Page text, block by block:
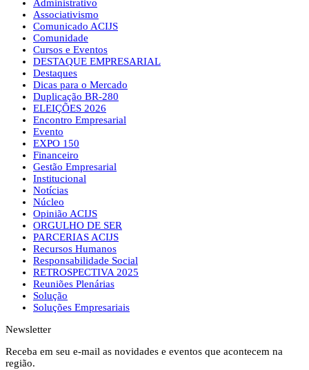
Administrativo
Associativismo
Comunicado ACIJS
Comunidade
Cursos e Eventos
DESTAQUE EMPRESARIAL
Destaques
Dicas para o Mercado
Duplicação BR-280
ELEIÇÕES 2026
Encontro Empresarial
Evento
EXPO 150
Financeiro
Gestão Empresarial
Institucional
Notícias
Núcleo
Opinião ACIJS
ORGULHO DE SER
PARCERIAS ACIJS
Recursos Humanos
Responsabilidade Social
RETROSPECTIVA 2025
Reuniões Plenárias
Solução
Soluções Empresariais
Newsletter
Receba em seu e-mail as novidades e eventos que acontecem na
região.